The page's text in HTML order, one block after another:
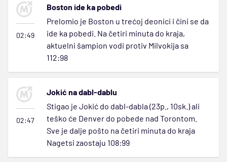
02:49
Boston ide ka pobedi
Prelomio je Boston u trećoj deonici i čini se da
ide ka pobedi. Na četiri minuta do kraja,
aktuelni šampion vodi protiv Milvokija sa
112:98
02:47
Jokić na dabl-dablu
Stigao je Jokić do dabl-dabla (23p., 10sk.) ali
teško će Denver do pobede nad Torontom.
Sve je dalje pošto na četiri minuta do kraja
Nagetsi zaostaju 108:99